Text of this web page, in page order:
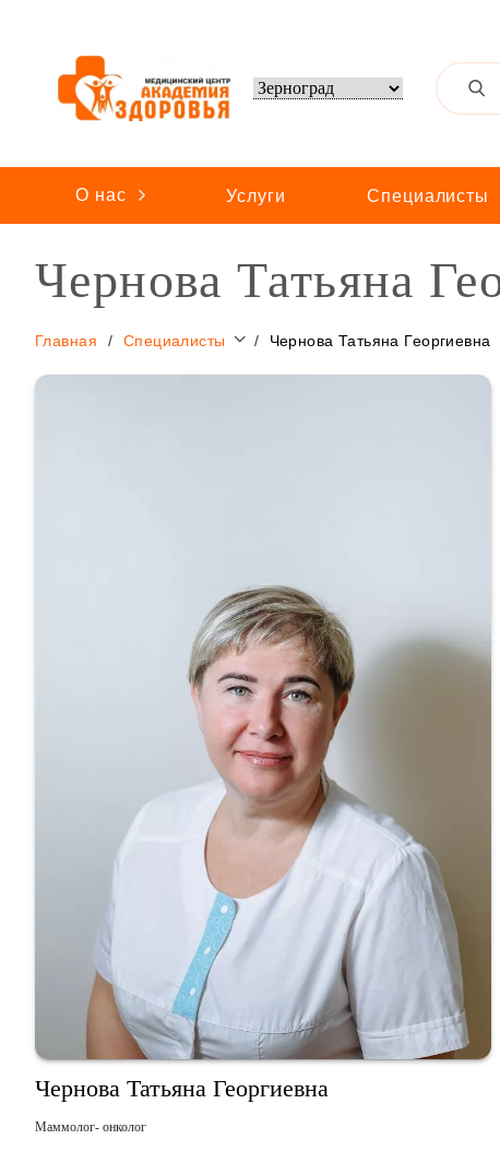
О нас Услуги Специалисты
Чернова Татьяна
Главная Специалисты Чернова Татьяна Георгиевна
Чернова Татьяна Георгиевна
Маммолог- онколог